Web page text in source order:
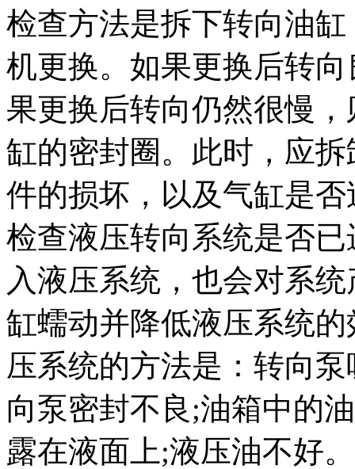
检查方法是拆下转向油
机更换。如果更换后转
果更换后转向仍然很慢
缸的密封圈。此时，应
件的损坏，以及气缸是
检查液压转向系统是否
入液压系统，也会对系
缸蠕动并降低液压系统
压系统的方法是：转向
向泵密封不良;油箱中的
露在液面上;液压油不好